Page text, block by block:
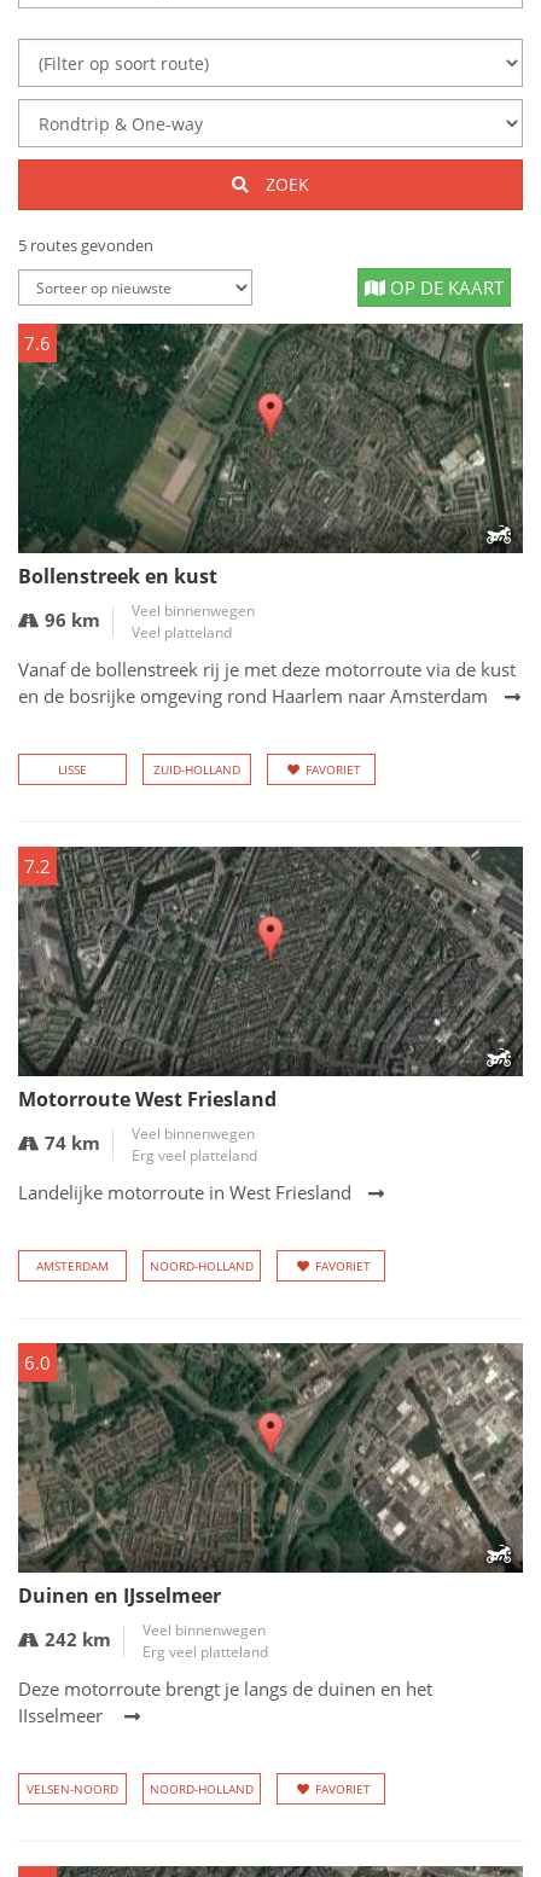
ZOEK
5 routes gevonden
OP DE KAART
7.6
Bollenstreek en kust
96 km
Veel binnenwegen
Veel platteland
Vanaf de bollenstreek rij je met deze motorroute via de kust
en de bosrijke omgeving rond Haarlem naar Amsterdam
LISSE ZUID-HOLLAND FAVORIET
7.2
Motorroute West Friesland
74 km
Veel binnenwegen
Erg veel platteland
Landelijke motorroute in West Friesland
AMSTERDAM NOORD-HOLLAND FAVORIET
6.0
Duinen en IJsselmeer
242 km
Veel binnenwegen
Erg veel platteland
Deze motorroute brengt je langs de duinen en het
IIsselmeer
VELSEN-NOORD NOORD-HOLLAND FAVORIET